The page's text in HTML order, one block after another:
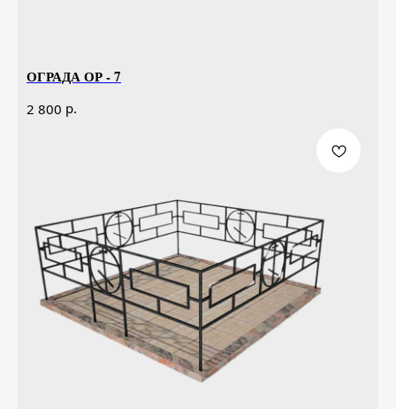
ОГРАДА ОР - 7
2 800 р.